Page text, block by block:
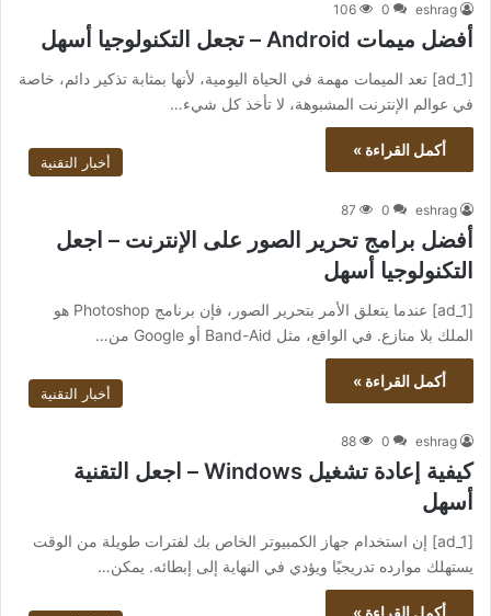
eshrag
0
106
أفضل ميمات Android – تجعل التكنولوجيا أسهل
[ad_1] تعد الميمات مهمة في الحياة اليومية، لأنها بمثابة تذكير دائم، خاصة
في عوالم الإنترنت المشبوهة، لا تأخذ كل شيء…
أكمل القراءة »
أخبار التقنية
eshrag
0
87
أفضل برامج تحرير الصور على الإنترنت – اجعل
التكنولوجيا أسهل
[ad_1] عندما يتعلق الأمر بتحرير الصور، فإن برنامج Photoshop هو
الملك بلا منازع. في الواقع، مثل Band-Aid أو Google من…
أكمل القراءة »
أخبار التقنية
eshrag
0
88
كيفية إعادة تشغيل Windows – اجعل التقنية
أسهل
[ad_1] إن استخدام جهاز الكمبيوتر الخاص بك لفترات طويلة من الوقت
يستهلك موارده تدريجيًا ويؤدي في النهاية إلى إبطائه. يمكن…
أكمل القراءة »